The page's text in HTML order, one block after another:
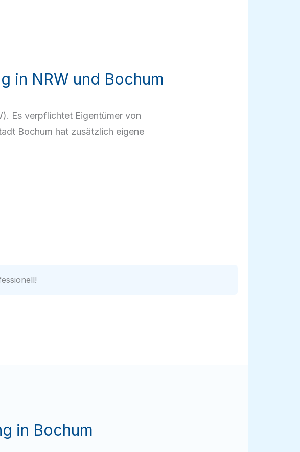
in NRW und Bochum
Es verpflichtet Eigentümer von
Bochum hat zusätzlich eigene
in Bochum